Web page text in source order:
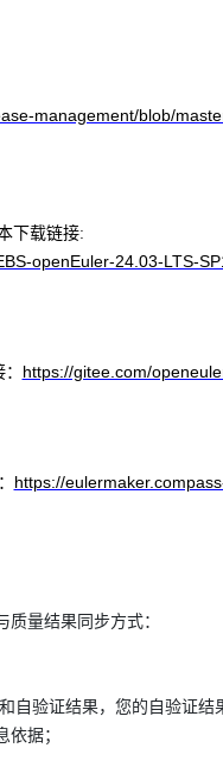
management/blob/
下载链接:
openEuler-24.03-LTS-
https://gitee.com/
https://
质量结果同步方式：
自验证结果，您的自验证结
据；